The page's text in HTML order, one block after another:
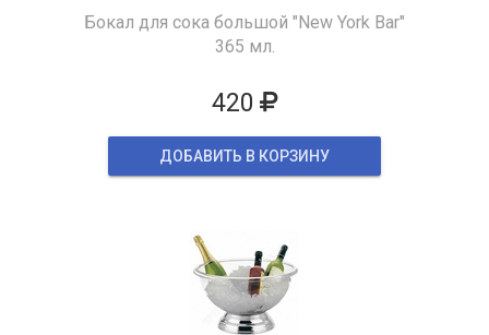
Бокал для сока большой "New York Bar"
365 мл.
420
ДОБАВИТЬ В КОРЗИНУ